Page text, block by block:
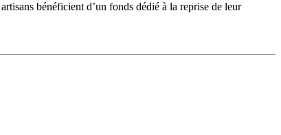
bénéficient d’un fonds dédié à la reprise de leur